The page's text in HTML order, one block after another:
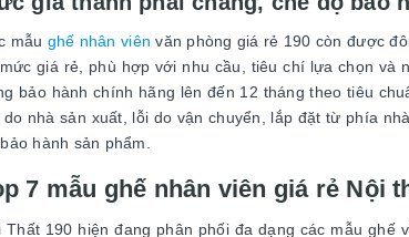
mẫu ghế nhân viên văn phòng giá rẻ 190 còn được
giá rẻ, phù hợp với nhu cầu, tiêu chí lựa chọn và
bảo hành chính hãng lên đến 12 tháng theo tiêu
do nhà sản xuất, lỗi do vận chuyển, lắp đặt từ phía
hành sản phẩm.
7 mẫu ghế nhân viên giá rẻ Nội
Thất 190 hiện đang phân phối đa dạng các mẫu